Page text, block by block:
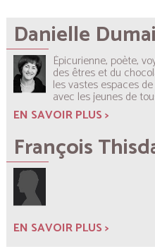
Danielle
Épicurienne, poète,
des êtres et du
les vastes espaces
avec les jeunes de
EN SAVOIR PLUS >
François
EN SAVOIR PLUS >